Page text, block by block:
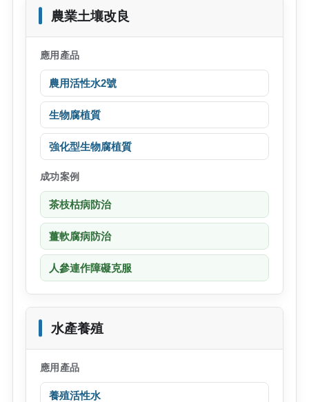
農業土壤改良
應用產品
農用活性水2號
生物腐植質
強化型生物腐植質
成功案例
茶枝枯病防治
薑軟腐病防治
人參連作障礙克服
水產養殖
應用產品
養殖活性水